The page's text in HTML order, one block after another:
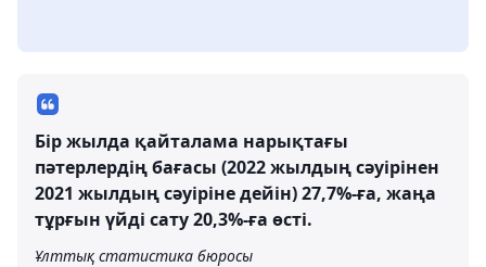
Бір жылда қайталама нарықтағы
пәтерлердің бағасы (2022 жылдың сәуірінен
2021 жылдың сәуіріне дейін) 27,7%-ға, жаңа
тұрғын үйді сату 20,3%-ға өсті.
Ұлттық статистика бюросы